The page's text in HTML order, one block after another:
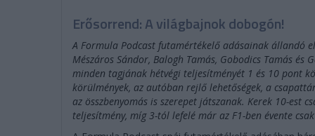
Erősorrend: A világbajnok dobogón!
A Formula Podcast futamértékelő adásainak állandó
Mészáros Sándor, Balogh Tamás, Gobodics Tamás és
minden tagjának hétvégi teljesítményét 1 és 10 pont
körülmények, az autóban rejlő lehetőségek, a
az összbenyomás is szerepet játszanak. Kerek 10-est
teljesítmény, míg 3-tól lefelé már az F1-ben évente